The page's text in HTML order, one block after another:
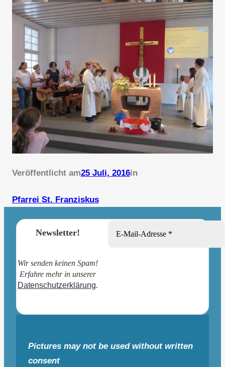
Veröffentlicht am25 Juli, 2016in
Pfarrei St. Franziskus
Newsletter!
Wir senden keinen Spam!
Erfahre mehr in unserer
Datenschutzerklärung.
Pictures may not be used without written
consent